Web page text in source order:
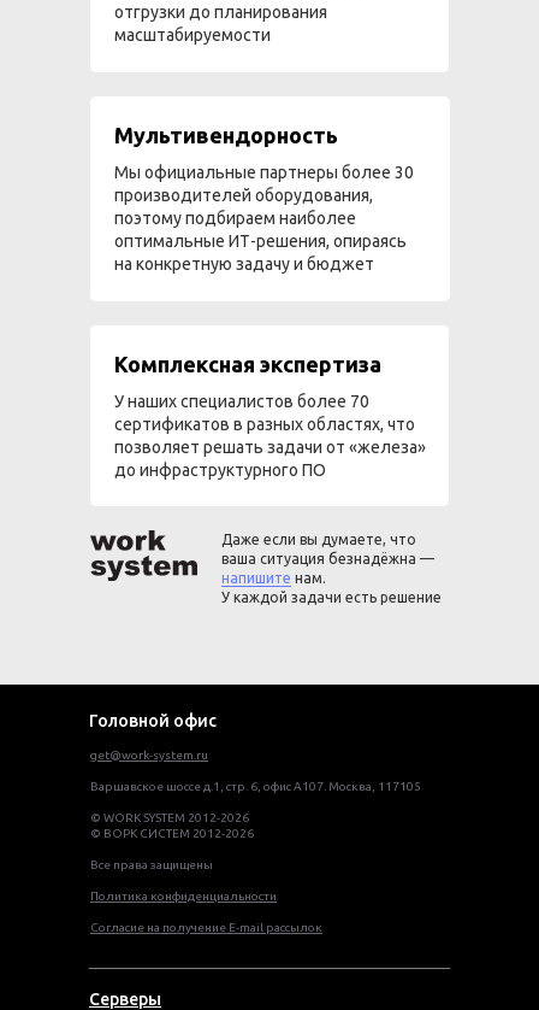
Мультивендорность
Мы официальные партнеры более 30
производителей оборудования,
поэтому подбираем наиболее
оптимальные ИТ-решения, опираясь
на конкретную задачу и бюджет
Комплексная экспертиза
У наших специалистов более 70
сертификатов в разных областях, что
позволяет решать задачи от «железа»
до инфраструктурного ПО
отгрузки до планирования
масштабируемости
Даже если вы думаете, что
ваша ситуация безнадёжна —
напишите нам.
У каждой задачи есть решение
get@work-system.ru
Варшавское шоссе д.1, стр. 6, офис А107. Москва, 117105
© WORK SYSTEM 2012-2026
© ВОРК СИСТЕМ 2012-2026
Все права защищены
Политика конфиденциальности
Согласие на получение E-mail рассылок
Головной офис
Серверы